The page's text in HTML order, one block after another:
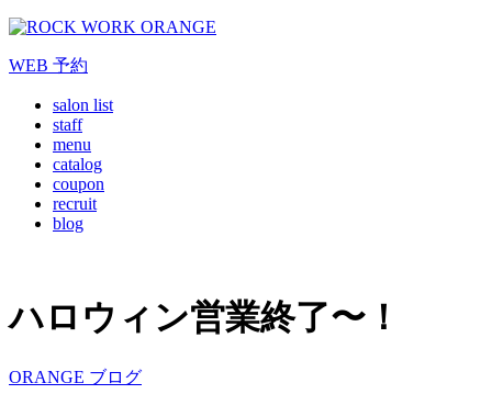
WEB 予約
salon list
staff
menu
catalog
coupon
recruit
blog
ハロウィン営業終了〜！
ORANGE ブログ